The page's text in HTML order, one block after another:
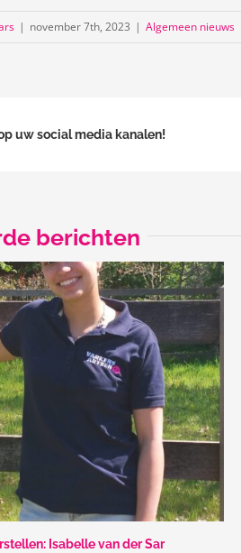
| november 7th, 2023 | Algemeen nieuws
uw social media kanalen!
berichten
Isabelle van der Sar